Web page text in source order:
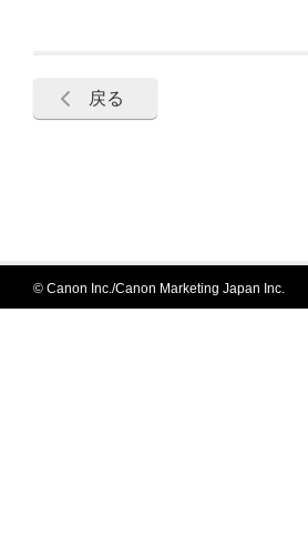
戻る
© Canon Inc./Canon Marketing Japan Inc.